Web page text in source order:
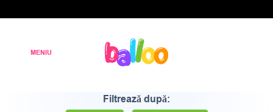
Filtrează după: